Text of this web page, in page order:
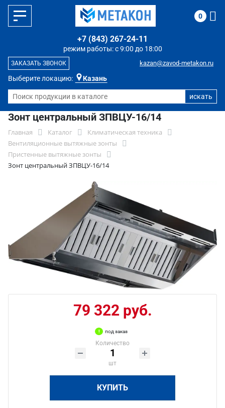
Выберите локацию: Казань
режим работы: с 9:00 до 18:00
+7 (843) 267-24-11
kazan@zavod-metakon.ru
ЗАКАЗАТЬ ЗВОНОК
0
Зонт центральный ЗПВЦУ-16/14
Главная Каталог
Климатическая техника
Вентиляционные вытяжные зонты
Пристенные вытяжные зонты
Зонт центральный ЗПВЦУ-16/14
79 322 руб.
под заказ
Количество
шт
КУПИТЬ